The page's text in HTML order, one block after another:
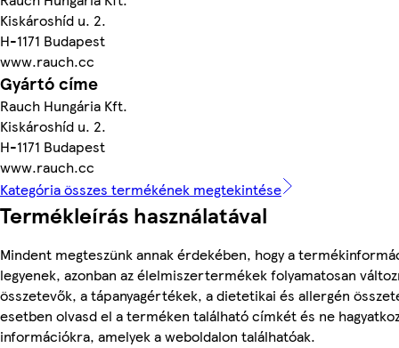
Kiskároshíd u. 2.
H-1171 Budapest
www.rauch.cc
Gyártó címe
Rauch Hungária Kft.
Kiskároshíd u. 2.
H-1171 Budapest
www.rauch.cc
Kategória összes termékének megtekintése
Termékleírás használatával
Mindent megteszünk annak érdekében, hogy a
legyenek, azonban az élelmiszertermékek folyamatosan
összetevők, a tápanyagértékek, a dietetikai és allergén
esetben olvasd el a terméken található címkét és ne
információkra, amelyek a weboldalon találhatóak.